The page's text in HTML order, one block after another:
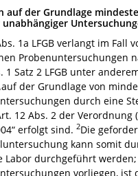
auf der Grundlage
unabhängiger
1a LFGB verlangt im Fall
Probenuntersuchungen
1 Satz 2 LFGB unter
der Grundlage von
durch eine
12 Abs. 2 der Verordnung
erfolgt sind. 2Die
kann somit
Labor durchgeführt werden;
vorliegen, ist